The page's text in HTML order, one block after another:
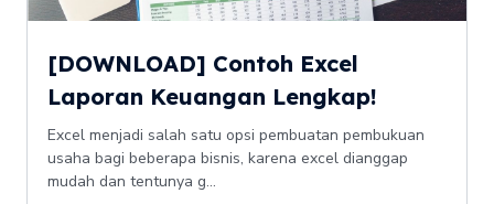
[DOWNLOAD] Contoh Excel
Laporan Keuangan Lengkap!
Excel menjadi salah satu opsi pembuatan pembukuan
usaha bagi beberapa bisnis, karena excel dianggap
mudah dan tentunya g...